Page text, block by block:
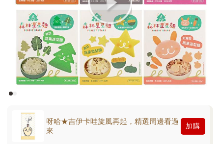
呀哈★吉伊卡哇旋風再起，精選周邊看過
來
加購